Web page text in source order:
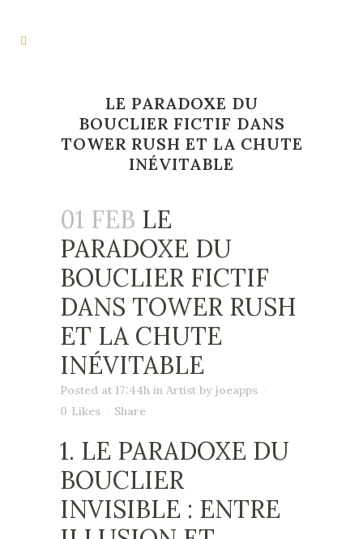
LE PARADOXE DU
BOUCLIER FICTIF DANS
TOWER RUSH ET LA CHUTE
INÉVITABLE
01 FEB LE
PARADOXE DU
BOUCLIER FICTIF
DANS TOWER RUSH
ET LA CHUTE
INÉVITABLE
Posted at 17:44h in Artist by joeapps
0 Likes Share
1. LE PARADOXE DU
BOUCLIER
INVISIBLE : ENTRE